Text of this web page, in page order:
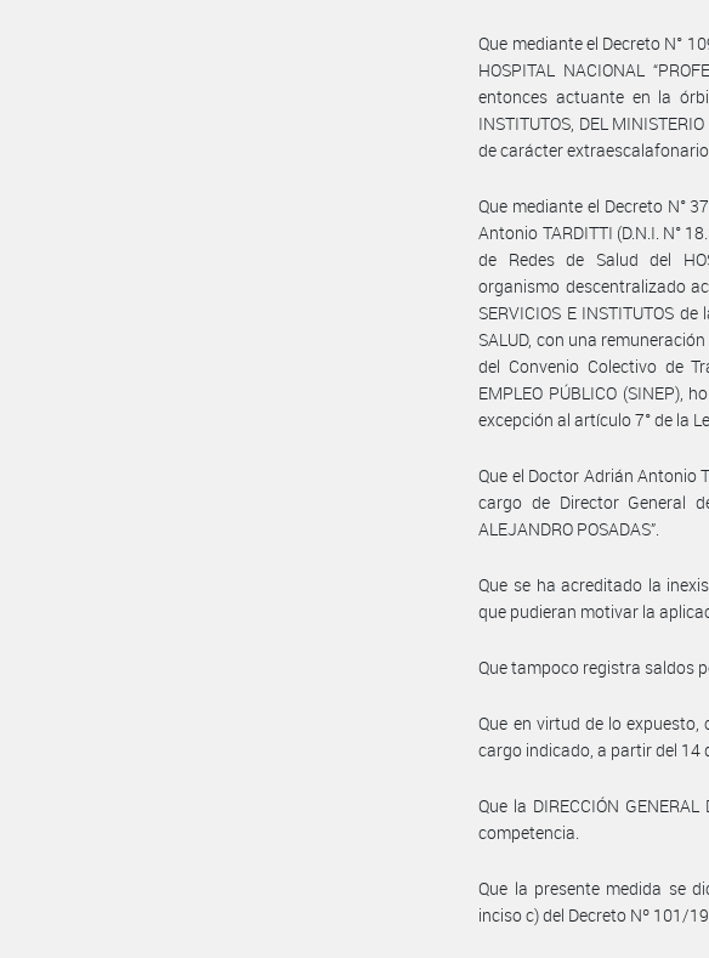
Que mediante el Decreto N°
HOSPITAL NACIONAL
entonces actuante en la
INSTITUTOS, DEL
de carácter
Que mediante el Decreto N°
Antonio TARDITTI (D.N.I. N°
de Redes de Salud del
organismo descentralizado
SERVICIOS E INSTITUTOS
SALUD, con una
del Convenio Colectivo de
EMPLEO PÚBLICO (SINEP),
excepción al artículo 7° de la
Que el Doctor Adrián Antonio
cargo de Director General
ALEJANDRO POSADAS”.
Que se ha acreditado la
que pudieran motivar la
Que tampoco registra saldos
Que en virtud de lo
cargo indicado, a partir del 14
Que la DIRECCIÓN
competencia.
Que la presente medida se
inciso c) del Decreto Nº 101/